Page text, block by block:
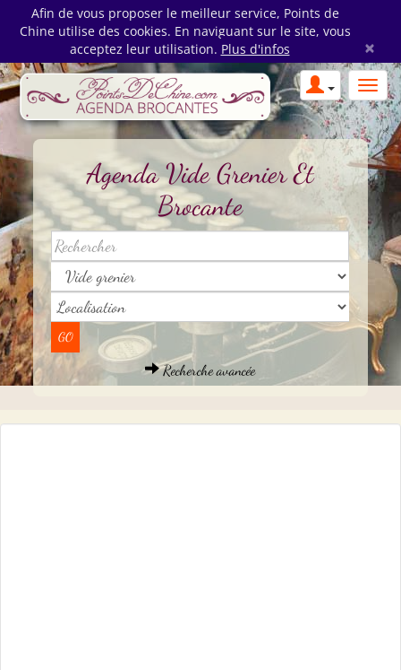
Afin de vous proposer le meilleur service, Points de
Chine utilise des cookies. En naviguant sur le site, vous
acceptez leur utilisation. Plus d'infos ×
Agenda Vide Grenier Et
Brocante
Recherche avancée